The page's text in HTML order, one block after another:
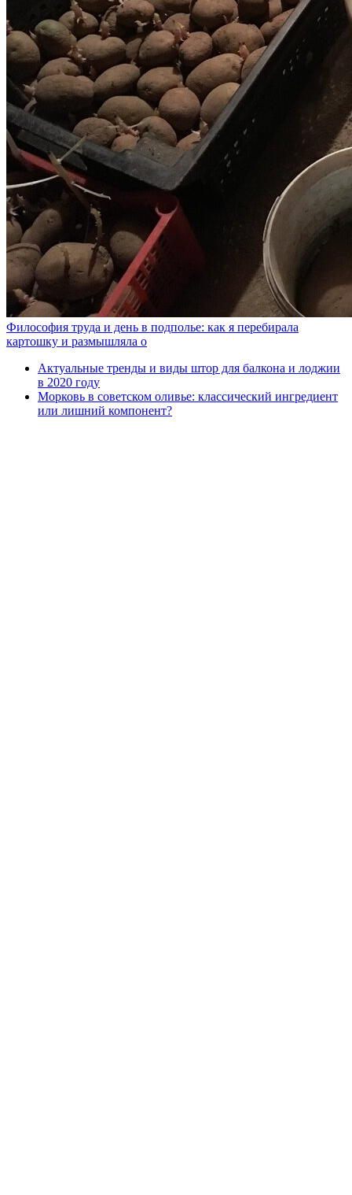
Философия труда и день в подполье: как я перебирала
картошку и размышляла о
Актуальные тренды и виды штор для балкона и лоджии
в 2020 году
Морковь в советском оливье: классический ингредиент
или лишний компонент?